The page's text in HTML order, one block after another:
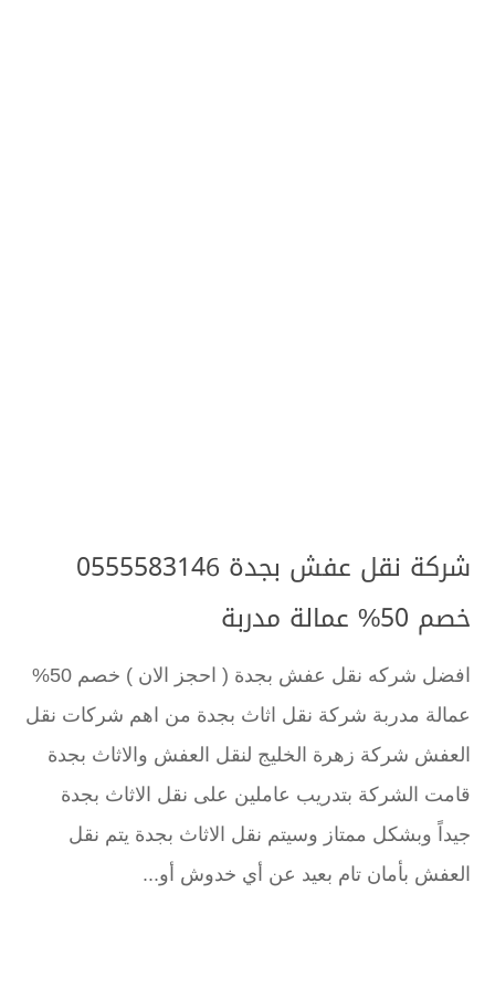
شركة نقل عفش بجدة 0555583146
خصم 50% عمالة مدربة
افضل شركه نقل عفش بجدة ( احجز الان ) خصم 50%
عمالة مدربة شركة نقل اثاث بجدة من اهم شركات نقل
العفش شركة زهرة الخليج لنقل العفش والاثاث بجدة
قامت الشركة بتدريب عاملين على نقل الاثاث بجدة
جيداً وبشكل ممتاز وسيتم نقل الاثاث بجدة يتم نقل
العفش بأمان تام بعيد عن أي خدوش أو...